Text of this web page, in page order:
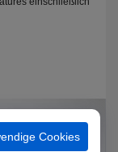
Cookies